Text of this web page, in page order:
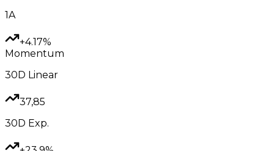
1A
+4.17%
Momentum
30D Linear
37,85
30D Exp.